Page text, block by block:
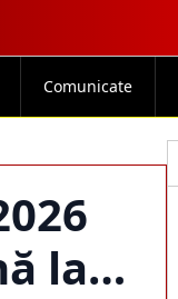
Comunicate
la…